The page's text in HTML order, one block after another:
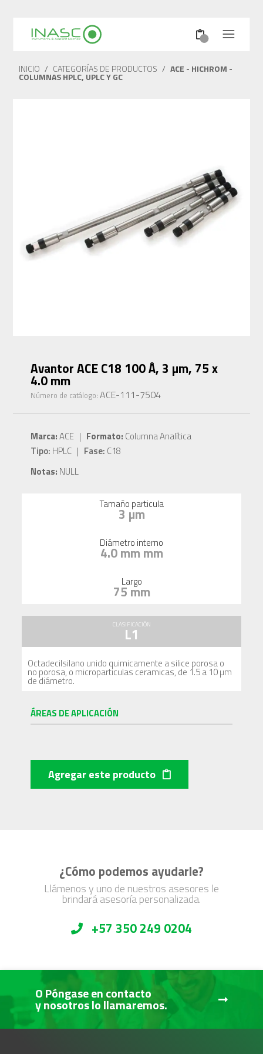
INICIO / CATEGORÍAS DE PRODUCTOS / ACE - HICHROM -
COLUMNAS HPLC, UPLC Y GC
Avantor ACE C18 100 Å, 3 µm, 75 x
4.0 mm
Número de catálogo:ACE-111-7504
Marca:ACE | Formato: Columna Analítica
Tipo: HPLC | Fase: C18
Notas: NULL
Tamaño particula
3 µm
Diámetro interno
4.0 mm mm
Largo
75 mm
CLASIFICACIÓN
L1
Octadecilsilano unido quimicamente a silice porosa o
no porosa, o microparticulas ceramicas, de 1.5 a 10 µm
de diámetro.
ÁREAS DE APLICACIÓN
Agregar este producto
¿Cómo podemos ayudarle?
Llámenos y uno de nuestros asesores le
brindará asesoría personalizada.
+57 350 249 0204
O Póngase en contacto
y nosotros lo llamaremos.